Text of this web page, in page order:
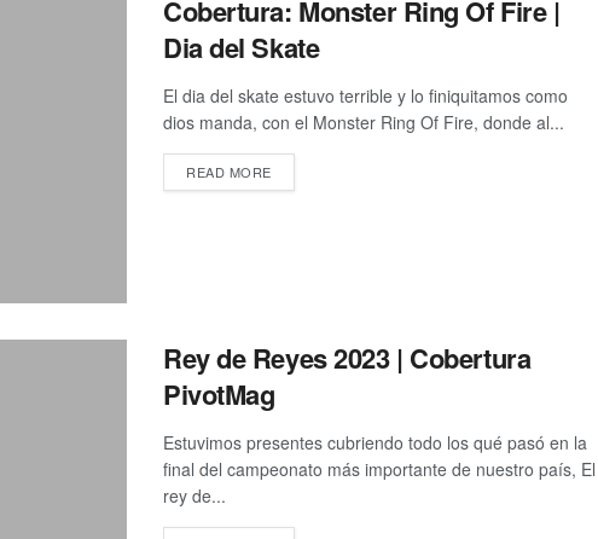
Cobertura: Monster Ring Of Fire |
Dia del Skate
El dia del skate estuvo terrible y lo finiquitamos como
dios manda, con el Monster Ring Of Fire, donde al...
READ MOREDETAILS
Rey de Reyes 2023 | Cobertura
PivotMag
Estuvimos presentes cubriendo todo los qué pasó en la
final del campeonato más importante de nuestro país, El
rey de...